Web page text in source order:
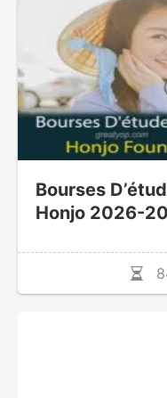
Bourses
Honjo 2026-